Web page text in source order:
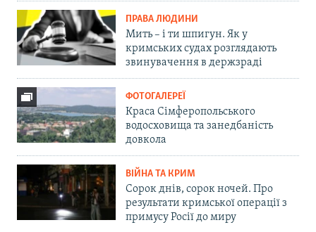
ПРАВА ЛЮДИНИ
Мить – і ти шпигун. Як у
кримських судах розглядають
звинувачення в держзраді
ФОТОГАЛЕРЕЇ
Краса Сімферопольського
водосховища та занедбаність
довкола
ВІЙНА ТА КРИМ
Сорок днів, сорок ночей. Про
результати кримської операції з
примусу Росії до миру